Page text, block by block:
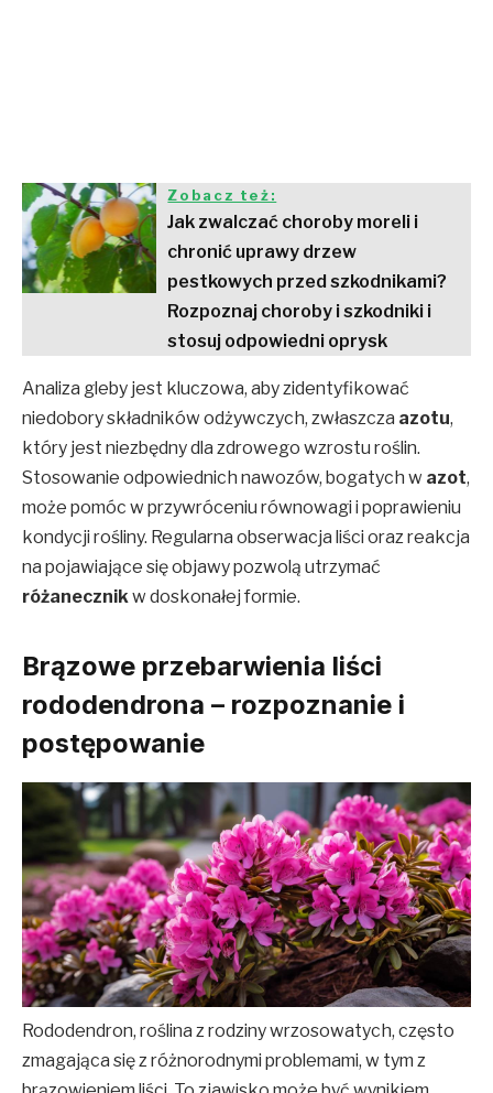
Zobacz też:
Jak zwalczać choroby moreli i
chronić uprawy drzew
pestkowych przed szkodnikami?
Rozpoznaj choroby i szkodniki i
stosuj odpowiedni oprysk
Analiza gleby jest kluczowa, aby zidentyfikować
niedobory składników odżywczych, zwłaszcza azotu,
który jest niezbędny dla zdrowego wzrostu roślin.
Stosowanie odpowiednich nawozów, bogatych w azot,
może pomóc w przywróceniu równowagi i poprawieniu
kondycji rośliny. Regularna obserwacja liści oraz reakcja
na pojawiające się objawy pozwolą utrzymać
różanecznikw doskonałej formie.
Brązowe przebarwienia liści
rododendrona – rozpoznanie i
postępowanie
Rododendron, roślina z rodziny wrzosowatych, często
zmagająca się z różnorodnymi problemami, w tym z